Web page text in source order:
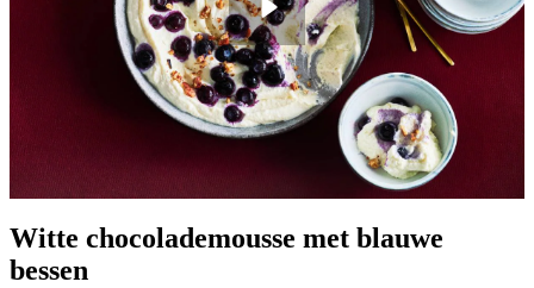
Witte chocolademousse met blauwe
bessen